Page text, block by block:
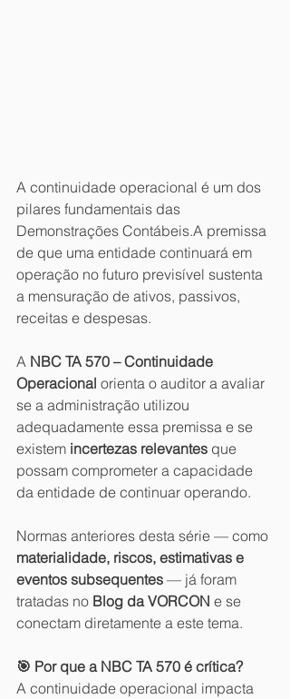
A continuidade operacional é um dos
pilares fundamentais das
Demonstrações Contábeis.A premissa
de que uma entidade continuará em
operação no futuro previsível sustenta
a mensuração de ativos, passivos,
receitas e despesas.
A NBC TA 570 – Continuidade
Operacional orienta o auditor a avaliar
se a administração utilizou
adequadamente essa premissa e se
existem incertezas relevantes que
possam comprometer a capacidade
da entidade de continuar operando.
Normas anteriores desta série — como
materialidade, riscos, estimativas e
eventos subsequentes — já foram
tratadas no Blog da VORCON e se
conectam diretamente a este tema.
🎯 Por que a NBC TA 570 é crítica?
A continuidade operacional impacta